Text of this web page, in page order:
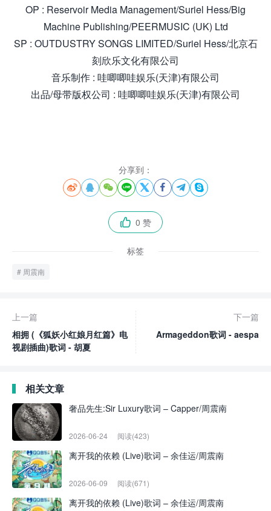
OP : Reservoir Media Management/Suriel Hess/Big
Machine Publishing/PEERMUSIC (UK) Ltd
SP : OUTDUSTRY SONGS LIMITED/Suriel Hess/北京石
刻欣乐文化有限公司
音乐制作 : 哇唧唧哇娱乐(天津)有限公司
出品/母带版权公司 : 哇唧唧哇娱乐(天津)有限公司
分享到：
       
 0 赞
标签
周震南
上一篇
相拥 (《狐妖小红娘月红篇》电
视剧插曲)歌词 - 胡夏
下一篇
Armageddon歌词 - aespa
相关文章
奢品先生:Sir Luxury歌词 – Capper/周震南
2026-06-24 阅读(423)
离开我的依赖 (Live)歌词 – 余佳运/周震南
2026-06-09 阅读(671)
离开我的依赖 (Live)歌词 – 余佳运/周震南